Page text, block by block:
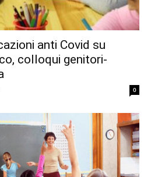
anti Covid su
colloqui genitori-
0